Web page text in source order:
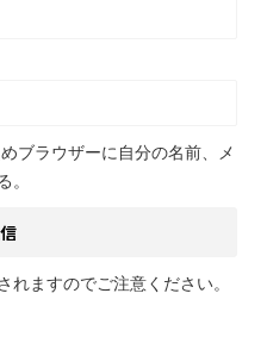
ブラウザーに自分の名前、メ
。
れますのでご注意ください。